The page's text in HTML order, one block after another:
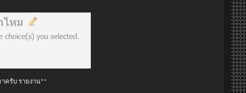
ครับ รายงาน**